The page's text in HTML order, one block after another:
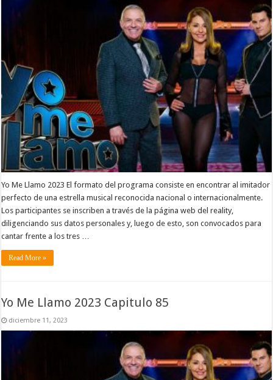
Yo Me Llamo 2023 El formato del programa consiste en encontrar al imitador
perfecto de una estrella musical reconocida nacional o internacionalmente.
Los participantes se inscriben a través de la página web del reality,
diligenciando sus datos personales y, luego de esto, son convocados para
cantar frente a los tres …
Read More »
Yo Me Llamo 2023 Capitulo 85
diciembre 11, 2023